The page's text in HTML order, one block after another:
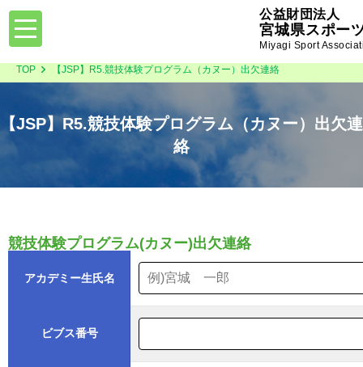
公益財団法人
宮城県スポー
Miyagi Sport
toggle
navigation
TOP 【JSP】R5.競技体験プログラム（カヌー）出欠連絡
【JSP】R5.競技体験プログラム（カヌー）出欠連
絡
競技体験プログラム(カヌー)出欠連絡
アカデミー生氏名
ビブス番号